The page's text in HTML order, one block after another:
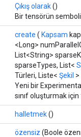
Çıkış olarak()
Bir tensörün
create ( Kapsam
<Long>
List<String>
sparseTypes, List<
Türleri, Liste< Şekil >
Yeni bir
sınıf oluşturmak
halletmek()
özensiz (Boole